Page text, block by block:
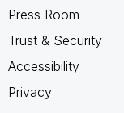
Press Room
Trust & Security
Accessibility
Privacy